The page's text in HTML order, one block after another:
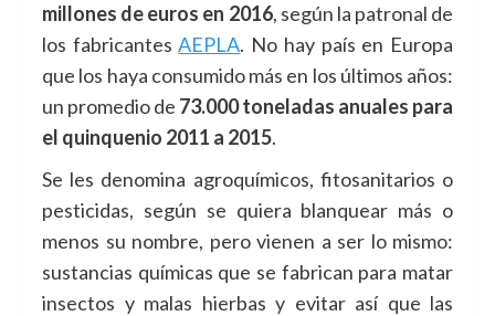
millones de euros en 2016, según la patronal de
los fabricantesAEPLA. No hay país en Europa
que los haya consumido más en los últimos años:
un promedio de 73.000 toneladas anuales para
el quinquenio 2011 a 2015.
Se les denomina agroquímicos, fitosanitarios o
pesticidas, según se quiera blanquear más o
menos su nombre, pero vienen a ser lo mismo:
sustancias químicas que se fabrican para matar
insectos y malas hierbas y evitar así que las